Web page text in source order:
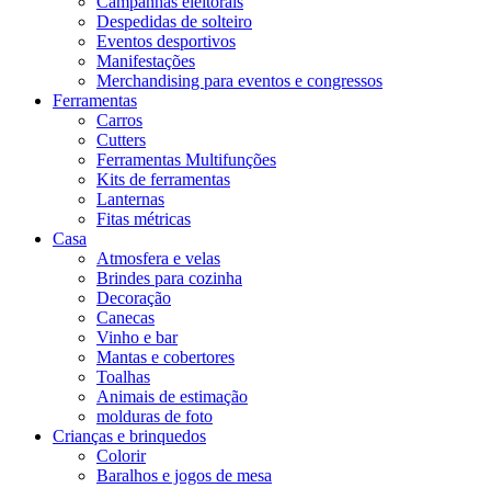
Despedidas de solteiro
Eventos desportivos
Manifestações
Merchandising para eventos e congressos
Ferramentas
Carros
Cutters
Ferramentas Multifunções
Kits de ferramentas
Lanternas
Fitas métricas
Casa
Atmosfera e velas
Brindes para cozinha
Decoração
Canecas
Vinho e bar
Mantas e cobertores
Toalhas
Animais de estimação
molduras de foto
Crianças e brinquedos
Colorir
Baralhos e jogos de mesa